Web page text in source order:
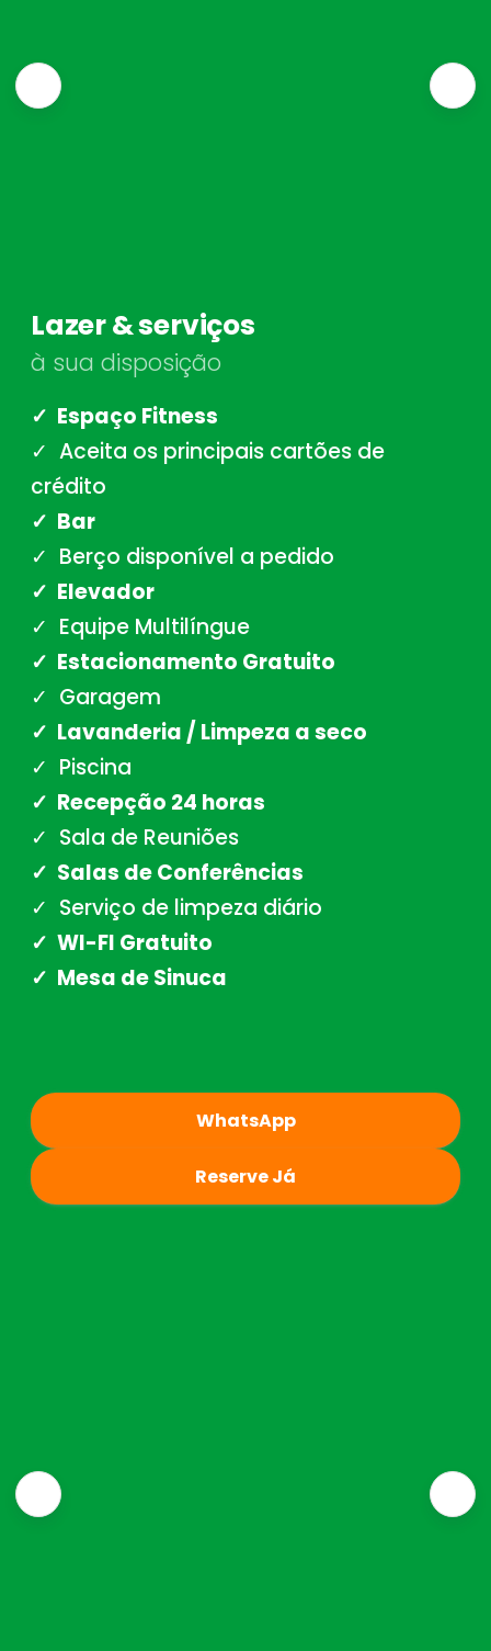
Lazer & serviços
à sua disposição
✓ Espaço Fitness
✓ Aceita os principais cartões de
crédito
✓ Bar
✓ Berço disponível a pedido
✓ Elevador
✓ Equipe Multilíngue
✓ Estacionamento Gratuito
✓ Garagem
✓ Lavanderia / Limpeza a seco
✓ Piscina
✓ Recepção 24 horas
✓ Sala de Reuniões
✓ Salas de Conferências
✓ Serviço de limpeza diário
✓ WI-FI Gratuito
✓ Mesa de Sinuca
WhatsApp
Reserve Já